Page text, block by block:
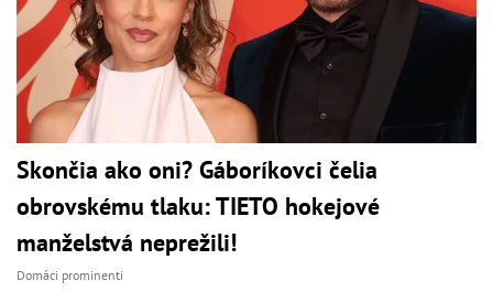
Skončia ako oni? Gáboríkovci čelia
obrovskému tlaku: TIETO hokejové
manželstvá neprežili!
Domáci prominenti